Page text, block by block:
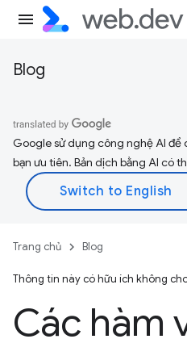
Blog
Google sử dụng công nghệ AI
bạn ưu tiên. Bản dịch bằng AI có
Trang chủ Blog
Thông tin này có hữu ích không
Các hàm